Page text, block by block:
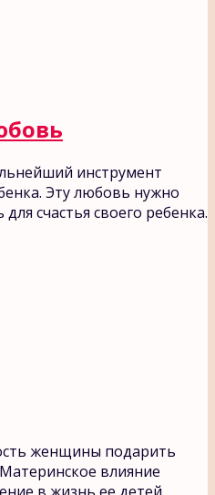
инструмент
Эту любовь нужно
счастья своего ребенка.
женщины подарить
влияние
в жизнь ее детей.